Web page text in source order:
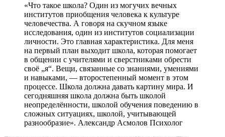
«Что такое школа? Один из могучих вечных
институтов приобщения человека к культуре
человечества. А говоря на скучном языке
исследования, один из институтов социализации
личности. Это главная характеристика. Для меня
на первый план выходит школа, которая помогает
в общении с учителями и сверстниками обрести
своё „я“. Вещи, связанные со знаниями, умениями
и навыками, — второстепенный момент в этом
процессе. Школа должна давать картину мира. И
сегодняшняя школа должна быть школой
неопределённости, школой обучения поведению в
сложных ситуациях, школой, учитывающей
разнообразие». Александр Асмолов Психолог